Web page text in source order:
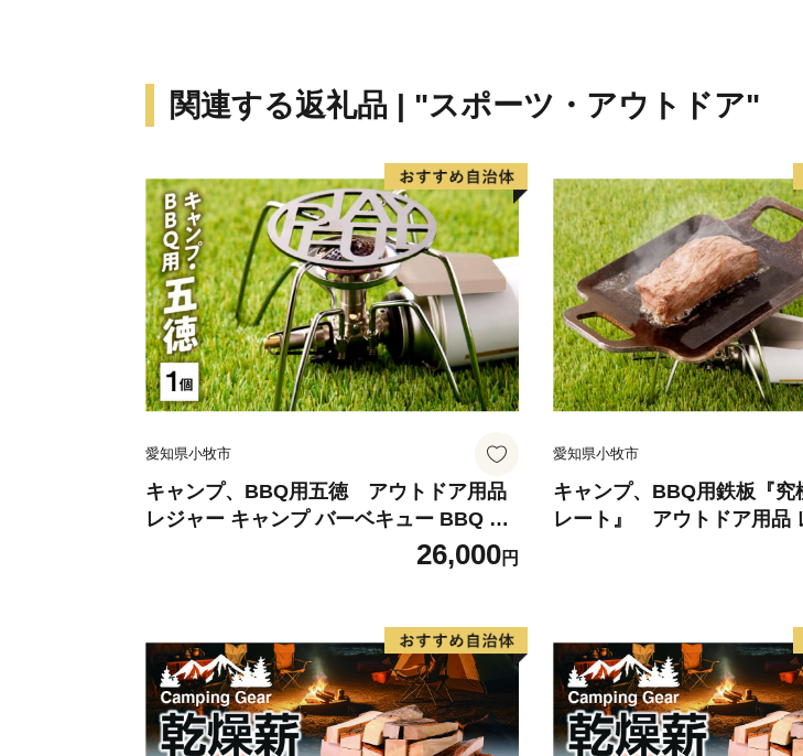
関連する返礼品 | "スポーツ・アウトドア"
愛知県小牧市
キャンプ、BBQ用五徳 アウトドア用品
レジャー キャンプ バーベキュー BBQ 五
26,000円
愛知県小牧市
キャンプ、BBQ用鉄板『究
レート』 アウトドア用品